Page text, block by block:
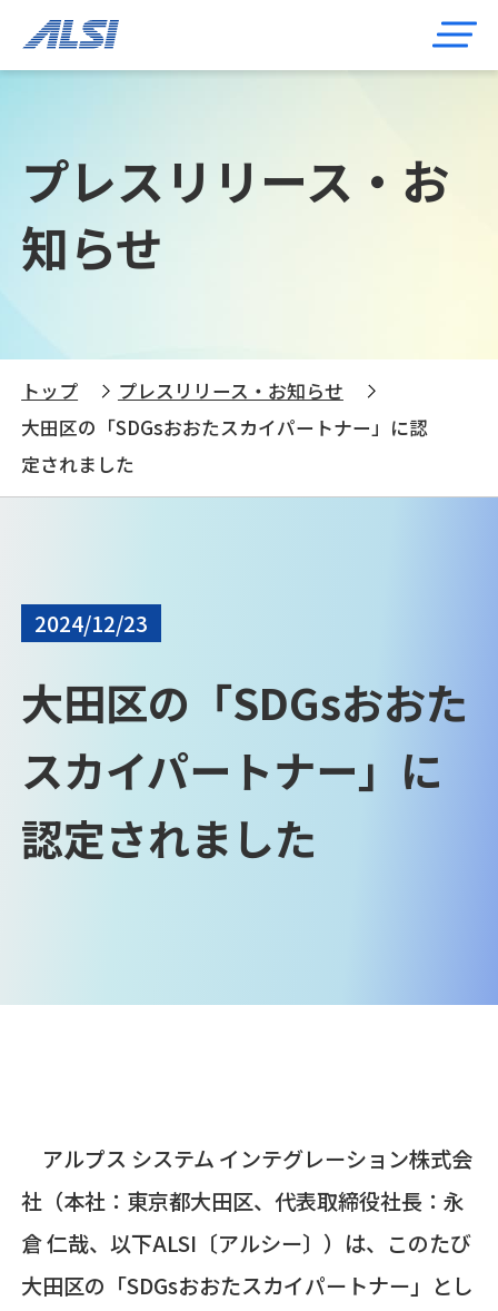
プレスリリース・お
知らせ
トップ
プレスリリース・お知らせ
大田区の「SDGsおおたスカイパートナー」に認
定されました
2024/12/23
大田区の「SDGsおおた
スカイパートナー」に
認定されました
アルプス システム インテグレーション株式会
社（本社：東京都大田区、代表取締役社長：永
倉 仁哉、以下ALSI〔アルシー〕）は、このたび
大田区の「SDGsおおたスカイパートナー」とし